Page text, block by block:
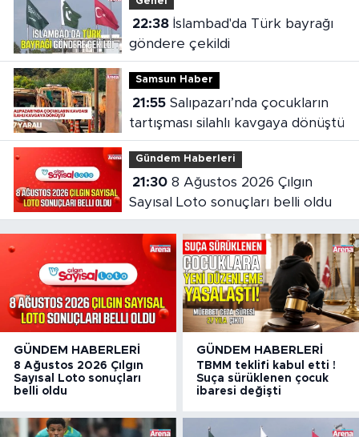
22:38İslambad'da Türk bayrağı
göndere çekildi
Samsun Haber
21:55Salıpazarı’nda çocukların
tartışması silahlı kavgaya dönüştü
Gündem Haberleri
21:308 Ağustos 2026 Çılgın
Sayısal Loto sonuçları belli oldu
GÜNDEM HABERLERI
8 Ağustos 2026 Çılgın
Sayısal Loto sonuçları
belli oldu
GÜNDEM HABERLERI
TBMM teklifi kabul etti !
Suça sürüklenen çocuk
ibaresi değişti